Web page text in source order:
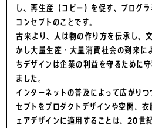
し、再生産（コピー）を促す、プログ
コンセプトのことです。
古来より、人は物の作り方を伝承し、
かし大量生産・大量消費社会の到来に
ちデザインは企業の利益を守るために
ました。
インターネットの普及によって広がり
セプトをプロダクトデザインや空間、
ェアデザインに適用することは、20世